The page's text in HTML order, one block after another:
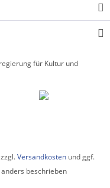
für Kultur und
Versandkosten und ggf.
beschrieben